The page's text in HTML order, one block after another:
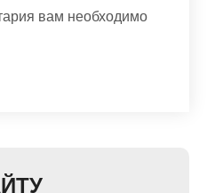
вам необходимо